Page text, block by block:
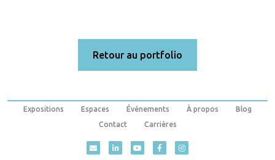
Retour au portfolio
Expositions Espaces Événements À propos
Blog
Contact
Carrières